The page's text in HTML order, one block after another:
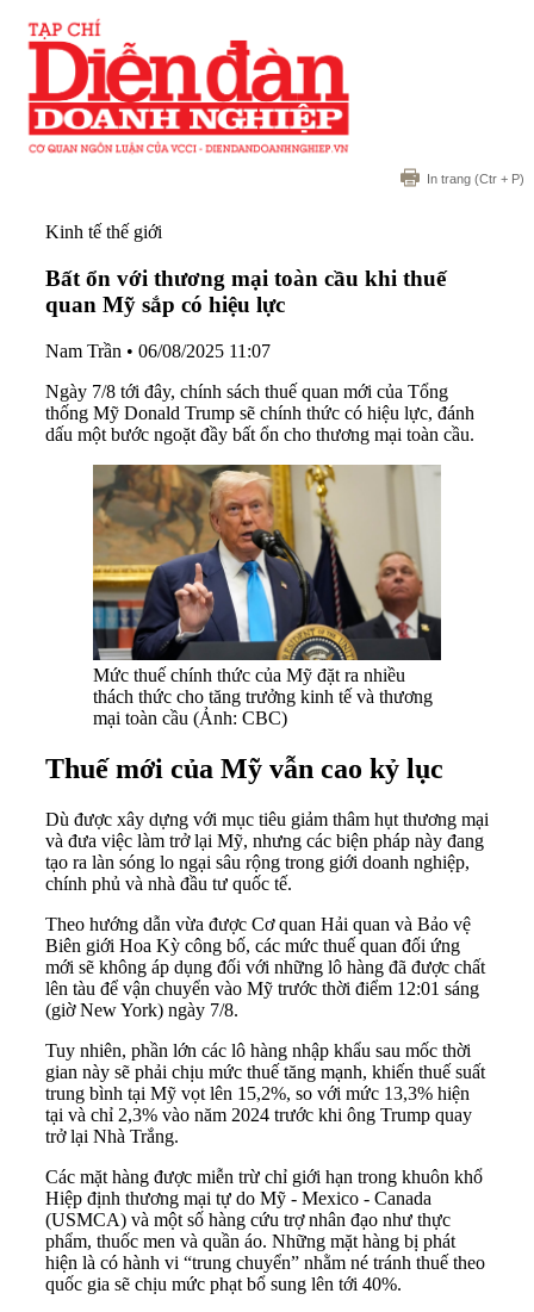
In trang (Ctr + P)
Kinh tế thế giới
Bất ổn với thương mại toàn cầu khi thuế
quan Mỹ sắp có hiệu lực
Nam Trần • 06/08/2025 11:07
Ngày 7/8 tới đây, chính sách thuế quan mới của Tổng
thống Mỹ Donald Trump sẽ chính thức có hiệu lực, đánh
dấu một bước ngoặt đầy bất ổn cho thương mại toàn cầu.
Mức thuế chính thức của Mỹ đặt ra nhiều
thách thức cho tăng trưởng kinh tế và thương
mại toàn cầu (Ảnh: CBC)
Thuế mới của Mỹ vẫn cao kỷ lục
Dù được xây dựng với mục tiêu giảm thâm hụt thương mại
và đưa việc làm trở lại Mỹ, nhưng các biện pháp này đang
tạo ra làn sóng lo ngại sâu rộng trong giới doanh nghiệp,
chính phủ và nhà đầu tư quốc tế.
Theo hướng dẫn vừa được Cơ quan Hải quan và Bảo vệ
Biên giới Hoa Kỳ công bố, các mức thuế quan đối ứng
mới sẽ không áp dụng đối với những lô hàng đã được chất
lên tàu để vận chuyển vào Mỹ trước thời điểm 12:01 sáng
(giờ New York) ngày 7/8.
Tuy nhiên, phần lớn các lô hàng nhập khẩu sau mốc thời
gian này sẽ phải chịu mức thuế tăng mạnh, khiến thuế suất
trung bình tại Mỹ vọt lên 15,2%, so với mức 13,3% hiện
tại và chỉ 2,3% vào năm 2024 trước khi ông Trump quay
trở lại Nhà Trắng.
Các mặt hàng được miễn trừ chỉ giới hạn trong khuôn khổ
Hiệp định thương mại tự do Mỹ - Mexico - Canada
(USMCA) và một số hàng cứu trợ nhân đạo như thực
phẩm, thuốc men và quần áo. Những mặt hàng bị phát
hiện là có hành vi “trung chuyển” nhằm né tránh thuế theo
quốc gia sẽ chịu mức phạt bổ sung lên tới 40%.